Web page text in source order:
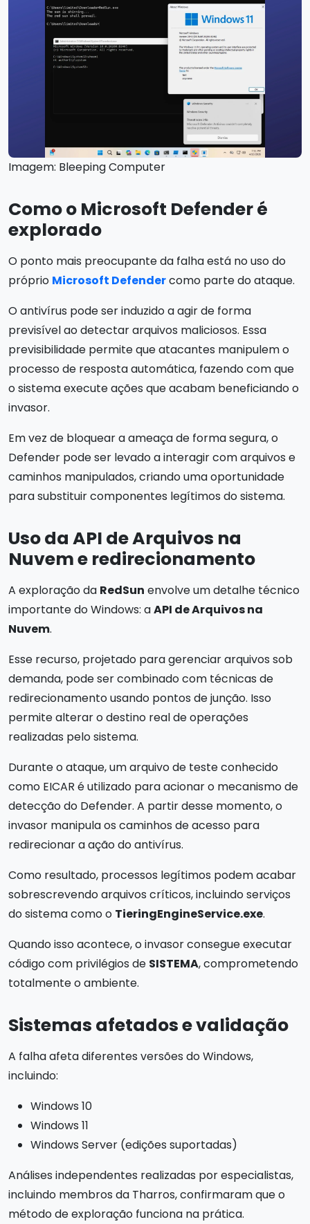
Imagem: Bleeping Computer
Como o Microsoft Defender é
explorado
O ponto mais preocupante da falha está no uso do
próprio Microsoft Defendercomo parte do ataque.
O antivírus pode ser induzido a agir de forma
previsível ao detectar arquivos maliciosos. Essa
previsibilidade permite que atacantes manipulem o
processo de resposta automática, fazendo com que
o sistema execute ações que acabam beneficiando o
invasor.
Em vez de bloquear a ameaça de forma segura, o
Defender pode ser levado a interagir com arquivos e
caminhos manipulados, criando uma oportunidade
para substituir componentes legítimos do sistema.
Uso da API de Arquivos na
Nuvem e redirecionamento
A exploração da RedSun envolve um detalhe técnico
importante do Windows: aAPI de Arquivos na
Nuvem.
Esse recurso, projetado para gerenciar arquivos sob
demanda, pode ser combinado com técnicas de
redirecionamento usando pontos de junção. Isso
permite alterar o destino real de operações
realizadas pelo sistema.
Durante o ataque, um arquivo de teste conhecido
como EICAR é utilizado para acionar o mecanismo de
detecção do Defender. A partir desse momento, o
invasor manipula os caminhos de acesso para
redirecionar a ação do antivírus.
Como resultado, processos legítimos podem acabar
sobrescrevendo arquivos críticos, incluindo serviços
do sistema como o TieringEngineService.exe.
Quando isso acontece, o invasor consegue executar
código com privilégios de SISTEMA, comprometendo
totalmente o ambiente.
Sistemas afetados e validação
A falha afeta diferentes versões do Windows,
incluindo:
Windows 10
Windows 11
Windows Server (edições suportadas)
Análises independentes realizadas por especialistas,
incluindo membros da Tharros, confirmaram que o
método de exploração funciona na prática.